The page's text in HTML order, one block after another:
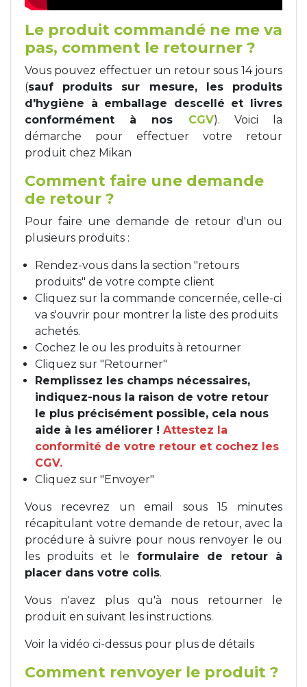
Le produit commandé ne me va
pas, comment le retourner ?
Vous pouvez effectuer un retour sous 14 jours
(sauf produits sur mesure, les produits
d'hygiène à emballage descellé et livres
conformément à nos CGV). Voici la
démarche pour effectuer votre retour
produit chez Mikan
Comment faire une demande
de retour ?
Pour faire une demande de retour d'un ou
plusieurs produits :
Rendez-vous dans la section "retours
produits" de votre compte client
Cliquez sur la commande concernée, celle-ci
va s'ouvrir pour montrer la liste des produits
achetés.
Cochez le ou les produits à retourner
Cliquez sur "Retourner"
Remplissez les champs nécessaires,
indiquez-nous la raison de votre retour
le plus précisément possible, cela nous
aide à les améliorer ! Attestez la
conformité de votre retour et cochez les
CGV.
Cliquez sur "Envoyer"
Vous recevrez un email sous 15 minutes
récapitulant votre demande de retour, avec la
procédure à suivre pour nous renvoyer le ou
les produits et le formulaire de retour à
placer dans votre colis.
Vous n'avez plus qu'à nous retourner le
produit en suivant les instructions.
Voir la vidéo ci-dessus pour plus de détails
Comment renvoyer le produit ?
Tapis de course
Analyse biomécanique
Les packs kiné